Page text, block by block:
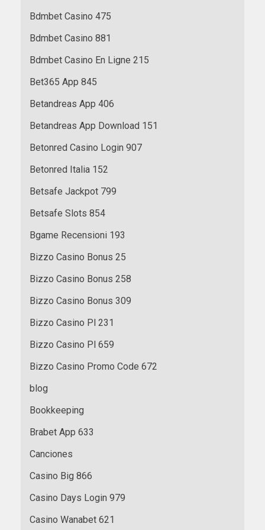
Bdmbet Casino 475
Bdmbet Casino 881
Bdmbet Casino En Ligne 215
Bet365 App 845
Betandreas App 406
Betandreas App Download 151
Betonred Casino Login 907
Betonred Italia 152
Betsafe Jackpot 799
Betsafe Slots 854
Bgame Recensioni 193
Bizzo Casino Bonus 25
Bizzo Casino Bonus 258
Bizzo Casino Bonus 309
Bizzo Casino Pl 231
Bizzo Casino Pl 659
Bizzo Casino Promo Code 672
blog
Bookkeeping
Brabet App 633
Canciones
Casino Big 866
Casino Days Login 979
Casino Wanabet 621